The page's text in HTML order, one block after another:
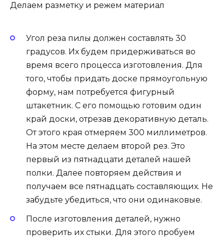
Делаем разметку и режем материал
Угол реза пилы должен составлять 30
градусов. Их будем придерживаться во
время всего процесса изготовления. Для
того, чтобы придать доске прямоугольную
форму, нам потребуется фигурный
штакетник. С его помощью готовим один
край доски, отрезав декоративную деталь.
От этого края отмеряем 300 миллиметров.
На этом месте делаем второй рез. Это
первый из пятнадцати деталей нашей
полки. Далее повторяем действия и
получаем все пятнадцать составляющих. Не
забудьте убедиться, что они одинаковые.
После изготовления деталей, нужно
проверить их стыки. Для этого пробуем